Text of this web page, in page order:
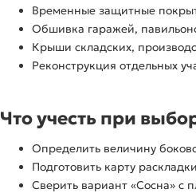
Временные защитные
Обшивка гаражей,
Крыши складских,
Реконструкция отдельных
Что учесть при
Определить величину
Подготовить карту
Сверить вариант «Сосна» с